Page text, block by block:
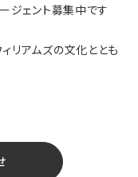
ジェント募集中です
リアムズの文化ととも